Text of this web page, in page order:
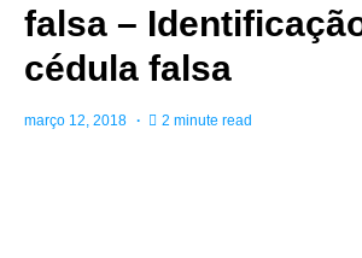
falsa –
cédula falsa
março 12, 2018 2 minute read